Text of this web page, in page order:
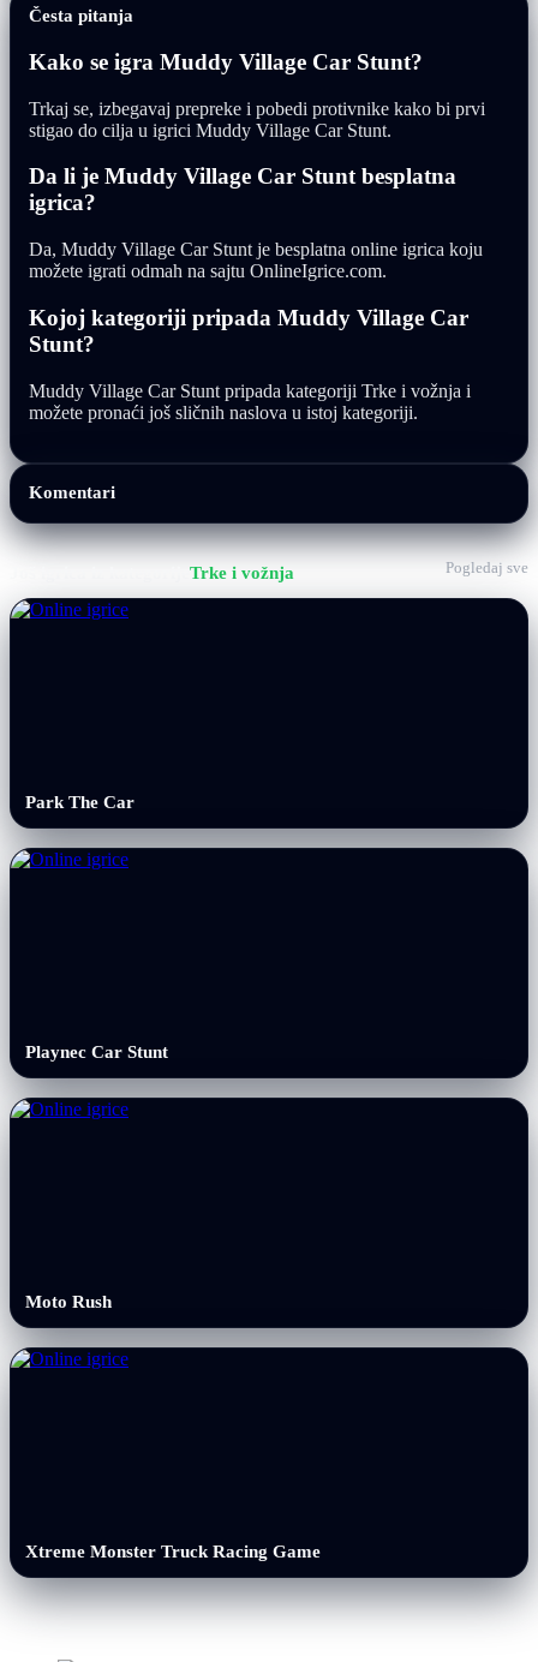
Česta pitanja
Kako se igra Muddy Village Car Stunt?
Trkaj se, izbegavaj prepreke i pobedi protivnike kako bi prvi
stigao do cilja u igrici Muddy Village Car Stunt.
Da li je Muddy Village Car Stunt besplatna
igrica?
Da, Muddy Village Car Stunt je besplatna online igrica koju
možete igrati odmah na sajtu OnlineIgrice.com.
Kojoj kategoriji pripada Muddy Village Car
Stunt?
Muddy Village Car Stunt pripada kategoriji Trke i vožnja i
možete pronaći još sličnih naslova u istoj kategoriji.
Komentari
Trke i vožnja Pogledaj sve
Park The Car
Playnec Car Stunt
Moto Rush
Xtreme Monster Truck Racing Game